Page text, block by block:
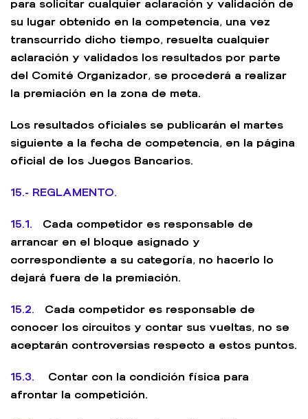
para solicitar cualquier aclaración y validación de
su lugar obtenido en la competencia, una vez
transcurrido dicho tiempo, resuelta cualquier
aclaración y validados los resultados por parte
del Comité Organizador, se procederá a realizar
la premiación en la zona de meta.
Los resultados oficiales se publicarán el martes
siguiente a la fecha de competencia, en la página
oficial de los Juegos Bancarios.
15.- REGLAMENTO.
15.1. Cada competidor es responsable de
arrancar en el bloque asignado y
correspondiente a su categoría, no hacerlo lo
dejará fuera de la premiación.
15.2. Cada competidor es responsable de
conocer los circuitos y contar sus vueltas, no se
aceptarán controversias respecto a estos puntos.
15.3. Contar con la condición física para
afrontar la competición.